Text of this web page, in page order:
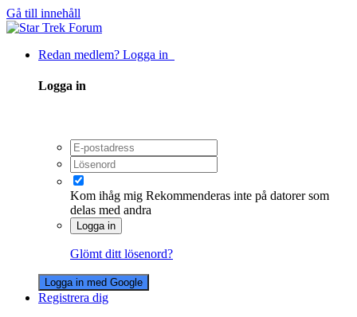
Gå till innehåll
Redan medlem? Logga in
Logga in
Kom ihåg mig Rekommenderas inte på datorer som
delas med andra
Logga in
Glömt ditt lösenord?
Logga in med Google
Registrera dig